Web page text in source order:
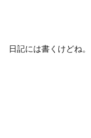
日記には書くけどね。